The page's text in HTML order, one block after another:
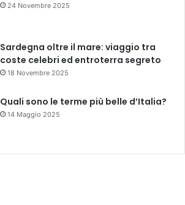
24 Novembre 2025
Sardegna oltre il mare: viaggio tra
coste celebri ed entroterra segreto
18 Novembre 2025
Quali sono le terme più belle d’Italia?
14 Maggio 2025